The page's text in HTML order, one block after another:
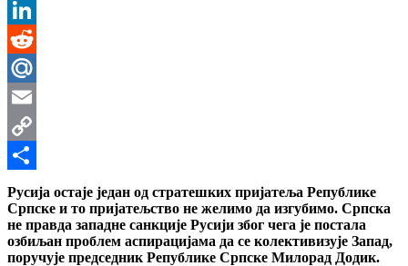
VK
LinkedIn
Reddit
Mail.Ru
Email
Copy
Link
Share
Русија остаје један од стратешких пријатеља Републике
Српске и то пријатељство не желимо да изгубимо. Српска
не правда западне санкције Русији због чега је постала
озбиљан проблем аспирацијама да се колективизује Запад,
поручује председник Републике Српске Милорад Додик.